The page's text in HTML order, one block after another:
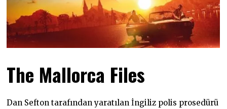
The Mallorca Files
Dan Sefton tarafından yaratılan İngiliz polis prosedürü